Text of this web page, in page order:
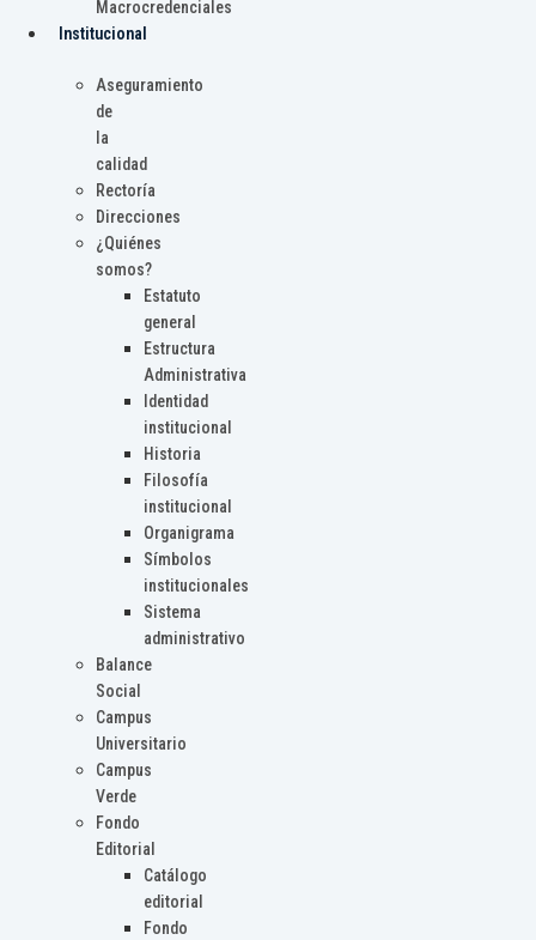
Macrocredenciales
Institucional
Aseguramiento
de
la
calidad
Rectoría
Direcciones
¿Quiénes
somos?
Estatuto
general
Estructura
Administrativa
Identidad
institucional
Historia
Filosofía
institucional
Organigrama
Símbolos
institucionales
Sistema
administrativo
Balance
Social
Campus
Universitario
Campus
Verde
Fondo
Editorial
Catálogo
editorial
Fondo